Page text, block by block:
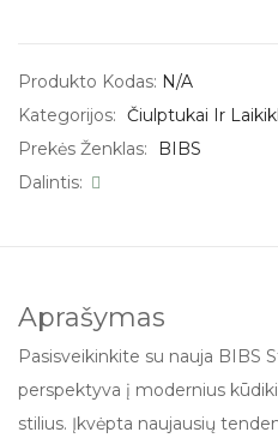
Produkto Kodas: N/A
Kategorijos: Čiulptukai Ir
Prekės Ženklas:
BIBS
Dalintis:
Aprašymas
Pasisveikinkite su nauja BIBS
perspektyva į modernius
stilius. Įkvėpta naujausių